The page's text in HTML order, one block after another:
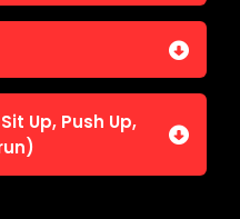
Up, Push Up,